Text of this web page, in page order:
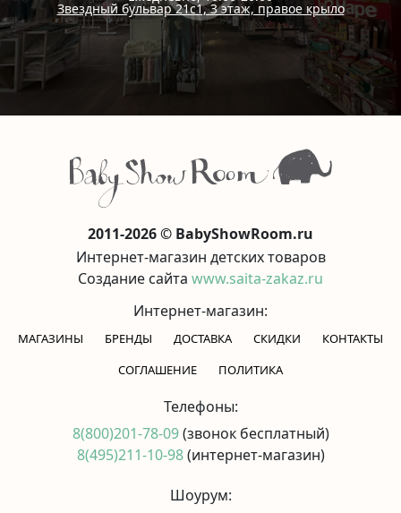
Звездный бульвар 21с1, 3 этаж, правое крыло
2011-2026 © BabyShowRoom.ru
Интернет-магазин детских товаров
Создание сайта www.saita-zakaz.ru
Интернет-магазин:
МАГАЗИНЫ БРЕНДЫ ДОСТАВКА СКИДКИ
КОНТАКТЫ
CОГЛАШЕНИЕ
ПОЛИТИКА
Телефоны:
8(800)201-78-09(звонок бесплатный)
8(495)211-10-98(интернет-магазин)
Шоурум: